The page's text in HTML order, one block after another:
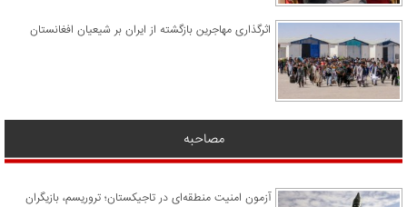
اثرگذاری مهاجرین بازگشته از ایران بر شیعیان افغانستان
مصاحبه
آزمون امنیت منطقه‌ای در تاجیکستان؛ تروریسم، بازیگران